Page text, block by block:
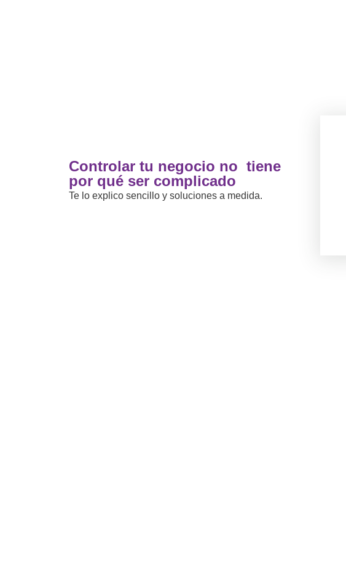
Controlar tu negocio no tiene
por qué ser complicado
Te lo explico sencillo y soluciones a medida.